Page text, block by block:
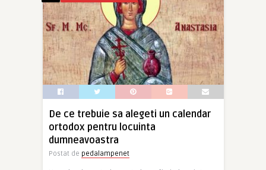
De ce trebuie sa alegeti un calendar
ortodox pentru locuinta
dumneavoastra
Postat de pedalampenet